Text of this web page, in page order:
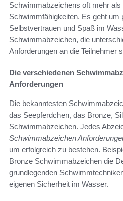
Schwimmabzeichens oft mehr
Schwimmfähigkeiten. Es geht um
Selbstvertrauen und Spaß im
Schwimmabzeichen, die
Anforderungen an die Teilnehmer
Die verschiedenen
Anforderungen
Die bekanntesten
das Seepferdchen, das Bronze,
Schwimmabzeichen. Jedes
Schwimmabzeichen
um erfolgreich zu bestehen.
Bronze Schwimmabzeichen die
grundlegenden
eigenen Sicherheit im Wasser.